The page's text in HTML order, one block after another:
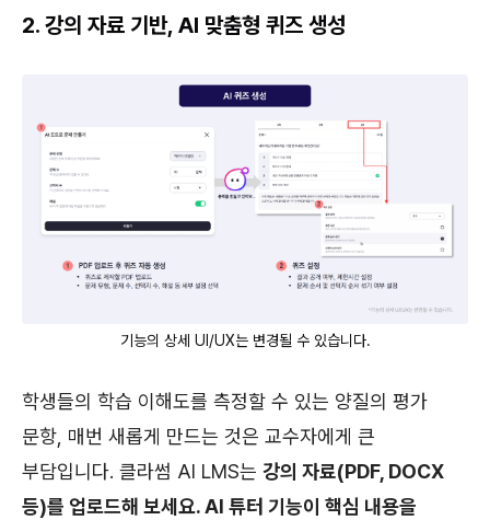
2. 강의 자료 기반, AI 맞춤형 퀴즈 생성
기능의 상세 UI/UX는 변경될 수 있습니다.
학생들의 학습 이해도를 측정할 수 있는 양질의 평가
문항, 매번 새롭게 만드는 것은 교수자에게 큰
부담입니다. 클라썸 AI LMS는 강의 자료(PDF, DOCX
등)를 업로드해 보세요. AI 튜터 기능이 핵심 내용을